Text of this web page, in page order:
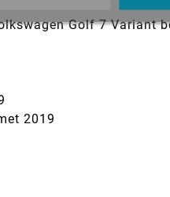
Golf 7 Variant
2019